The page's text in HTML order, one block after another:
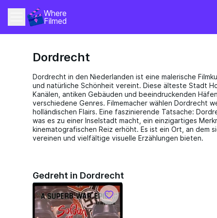
Where
Filmed
Dordrecht
Dordrecht in den Niederlanden ist eine malerische
und natürliche Schönheit vereint. Diese älteste Stadt
Kanälen, antiken Gebäuden und beeindruckenden
verschiedene Genres. Filmemacher wählen Dordrecht
holländischen Flairs. Eine faszinierende Tatsache:
was es zu einer Inselstadt macht, ein einzigartiges
kinematografischen Reiz erhöht. Es ist ein Ort, an dem
vereinen und vielfältige visuelle Erzählungen bieten.
Gedreht in Dordrecht